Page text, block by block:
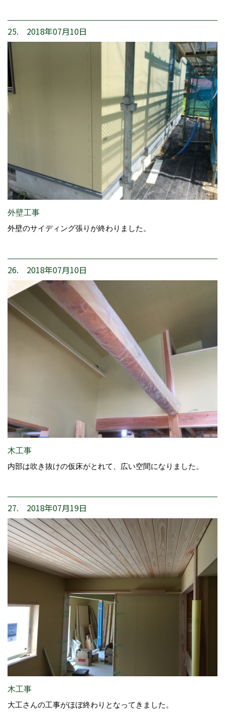
25. 2018年07月10日
外壁工事
外壁のサイディング張りが終わりました。
26. 2018年07月10日
木工事
内部は吹き抜けの仮床がとれて、広い空間になりました。
27. 2018年07月19日
木工事
大工さんの工事がほぼ終わりとなってきました。